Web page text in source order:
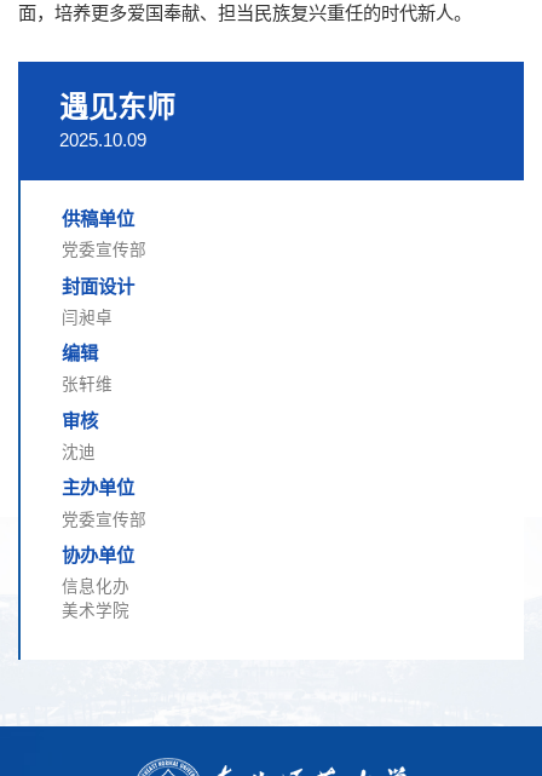
遇见东师
2025.10.09
供稿单位
党委宣传部
封面设计
闫昶卓
编辑
张轩维
审核
沈迪
主办单位
党委宣传部
协办单位
信息化办
美术学院
面，培养更多爱国奉献、担当民族复兴重任的时代新人。